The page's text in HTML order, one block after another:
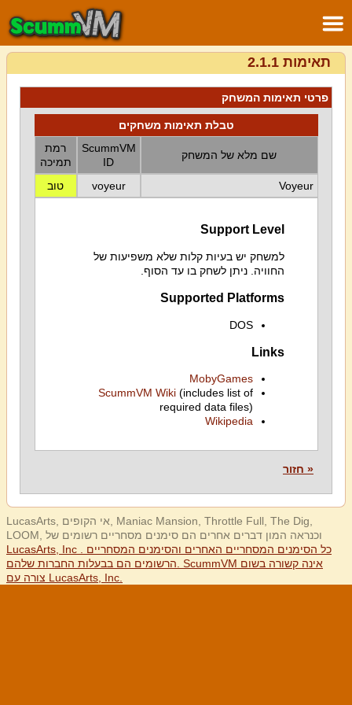
תאימות 2.1.1
פרטי תאימות המשחק
טבלת תאימות משחקים
שם מלא של המשחק
ScummVM
ID
רמת
תמיכה
Voyeur
voyeur טוב
Support Level
למשחק יש בעיות קלות שלא משפיעות של
החוויה. ניתן לשחק בו עד הסוף.
Supported Platforms
DOS
Links
MobyGames
ScummVM Wiki(includes list of
required data files)
Wikipedia
« חזור
LucasArts, אי הקופים, Maniac Mansion, Throttle Full, The Dig,
LOOM, וכנראה המון דברים אחרים הם סימנים מסחריים רשומים של
LucasArts, Inc . כל הסימנים המסחריים האחרים והסימנים המסחריים
הרשומים הם בבעלות החברות שלהם. ScummVM אינה קשורה בשום
צורה עם LucasArts, Inc.